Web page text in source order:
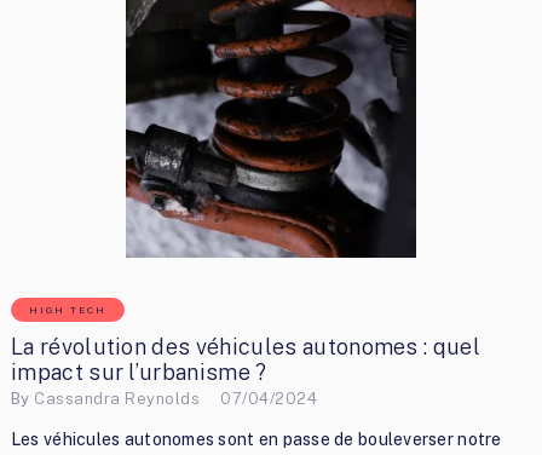
HIGH TECH
La révolution des véhicules autonomes : quel
impact sur l’urbanisme ?
By Cassandra Reynolds 07/04/2024
Les véhicules autonomes sont en passe de bouleverser notre